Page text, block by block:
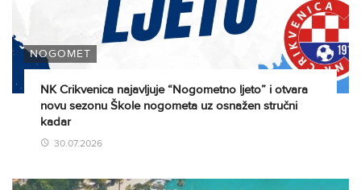
NOGOMET
NK Crikvenica najavljuje “Nogometno ljeto” i otvara
novu sezonu Škole nogometa uz osnažen stručni
kadar
30.07.2026